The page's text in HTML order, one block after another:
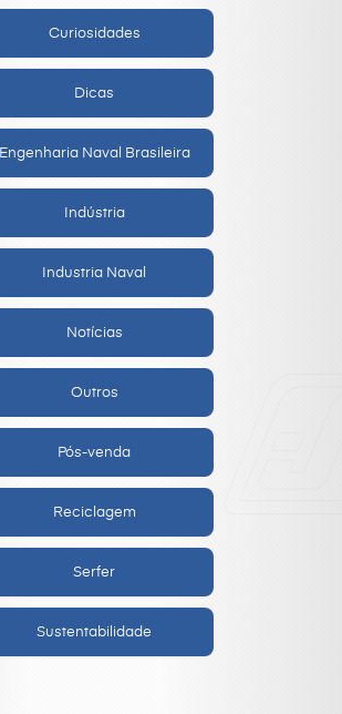
Curiosidades
Dicas
Engenharia Naval Brasileira
Indústria
Industria Naval
Notícias
Outros
Pós-venda
Reciclagem
Serfer
Sustentabilidade